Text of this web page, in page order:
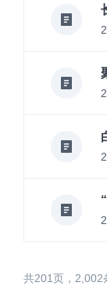
共201页，2,002